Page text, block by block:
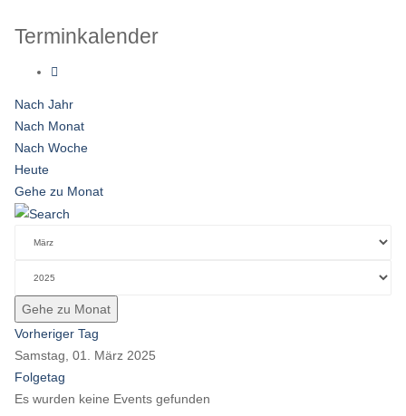
Terminkalender
Nach Jahr
Nach Monat
Nach Woche
Heute
Gehe zu Monat
Gehe zu Monat
Vorheriger Tag
Samstag, 01. März 2025
Folgetag
Es wurden keine Events gefunden